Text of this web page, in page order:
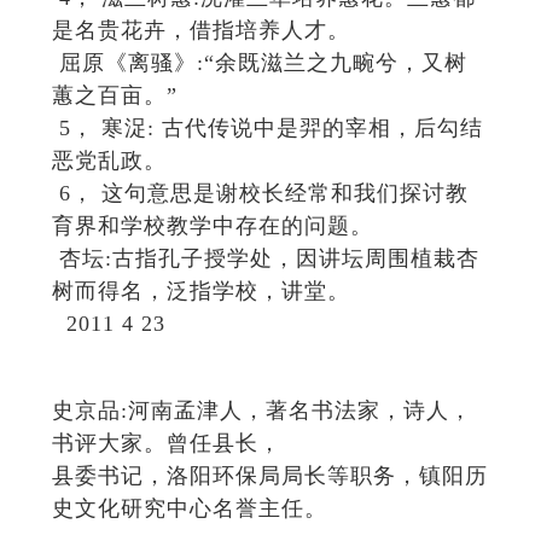
是名贵花卉，借指培养人才。
屈原《离骚》:“余既滋兰之九畹兮，又树
蕙之百亩。”
5， 寒浞: 古代传说中是羿的宰相，后勾结
恶党乱政。
6， 这句意思是谢校长经常和我们探讨教
育界和学校教学中存在的问题。
杏坛:古指孔子授学处，因讲坛周围植栽杏
树而得名，泛指学校，讲堂。
2011 4 23
史京品:河南孟津人，著名书法家，诗人，
书评大家。曾任县长，
县委书记，洛阳环保局局长等职务，镇阳历
史文化研究中心名誉主任。